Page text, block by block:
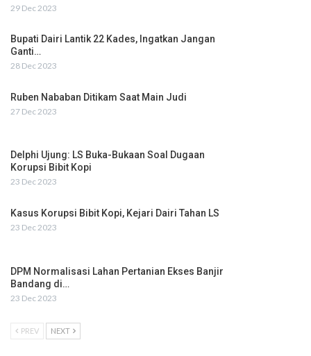
29 Dec 2023
Bupati Dairi Lantik 22 Kades, Ingatkan Jangan
Ganti…
28 Dec 2023
Ruben Nababan Ditikam Saat Main Judi
27 Dec 2023
Delphi Ujung: LS Buka-Bukaan Soal Dugaan
Korupsi Bibit Kopi
23 Dec 2023
Kasus Korupsi Bibit Kopi, Kejari Dairi Tahan LS
23 Dec 2023
DPM Normalisasi Lahan Pertanian Ekses Banjir
Bandang di…
23 Dec 2023
PREV NEXT